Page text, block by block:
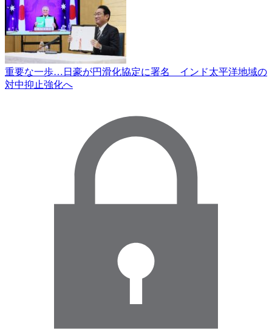
重要な一歩…日豪が円滑化協定に署名 インド太平洋地域の
対中抑止強化へ